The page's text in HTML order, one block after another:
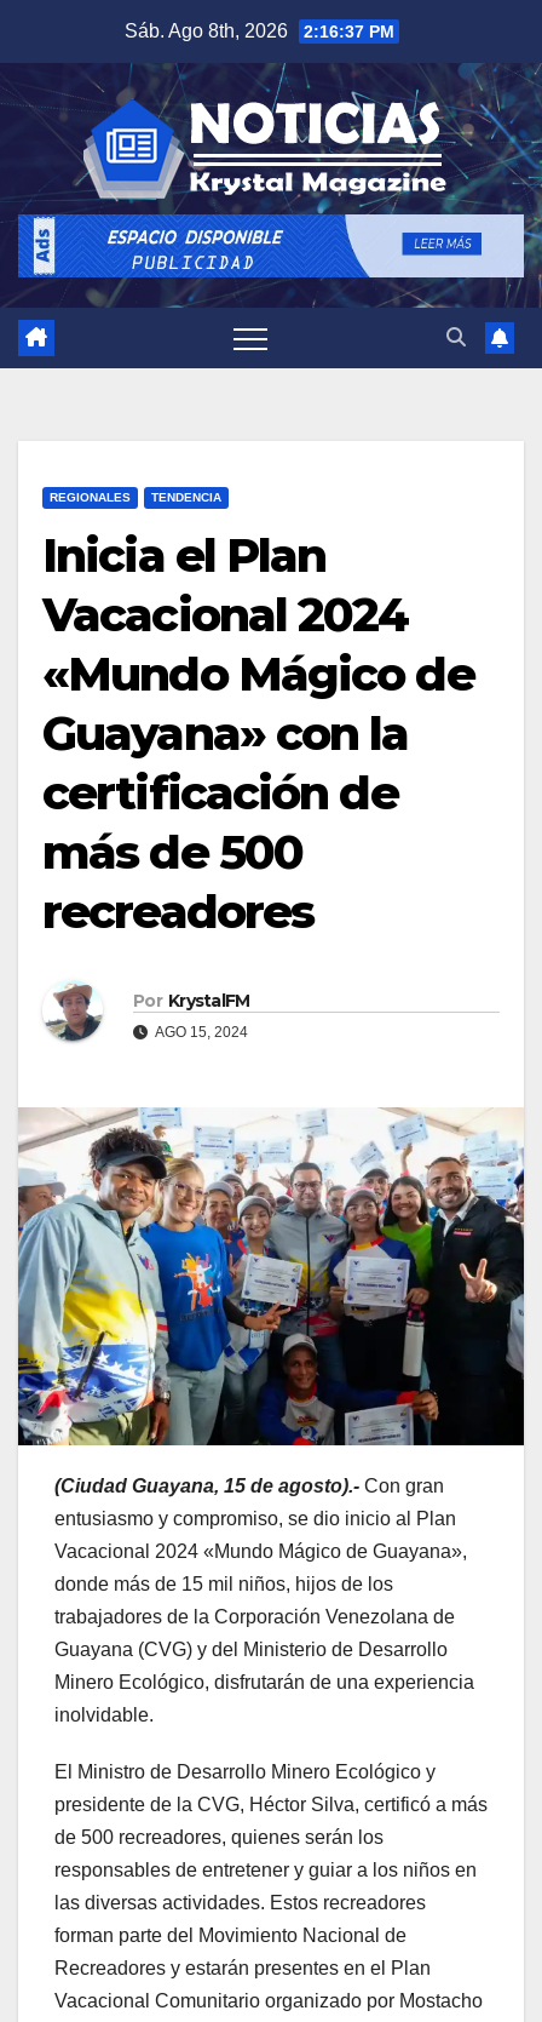
contenido
Sáb. Ago 8th, 2026 2:16:38 PM
REGIONALES TENDENCIA
Inicia el Plan
Vacacional 2024
«Mundo Mágico de
Guayana» con la
certificación de
más de 500
recreadores
Por KrystalFM
AGO 15, 2024
(Ciudad Guayana, 15 de agosto).- Con gran
entusiasmo y compromiso, se dio inicio al Plan
Vacacional 2024 «Mundo Mágico de Guayana»,
donde más de 15 mil niños, hijos de los
trabajadores de la Corporación Venezolana de
Guayana (CVG) y del Ministerio de Desarrollo
Minero Ecológico, disfrutarán de una experiencia
inolvidable.
El Ministro de Desarrollo Minero Ecológico y
presidente de la CVG, Héctor Silva, certificó a más
de 500 recreadores, quienes serán los
responsables de entretener y guiar a los niños en
las diversas actividades. Estos recreadores
forman parte del Movimiento Nacional de
Recreadores y estarán presentes en el Plan
Vacacional Comunitario organizado por Mostacho